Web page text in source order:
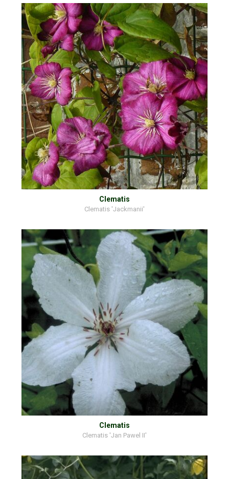
Clematis
Clematis 'Jackmanii'
Clematis
Clematis 'Jan Pawel II'